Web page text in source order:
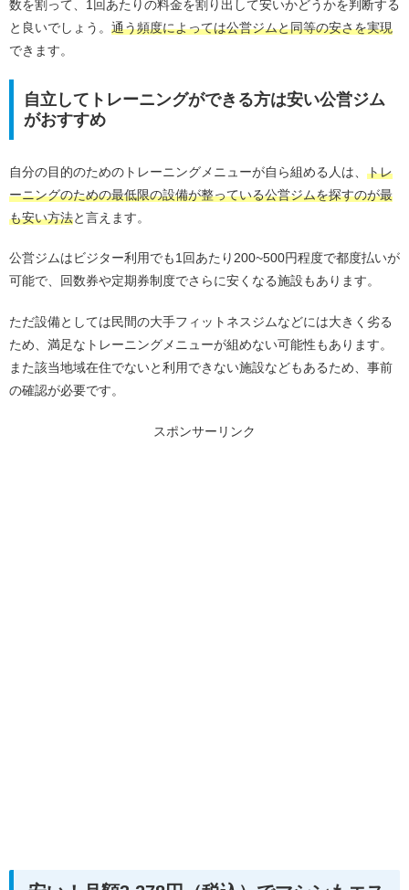
数を割って、1回あたりの料金を割り出して安いかどうかを判断する
と良いでしょう。 通う頻度によっては公営ジムと同等の安さを実現
できます。
自立してトレーニングができる方は安い公営ジム
がおすすめ
自分の目的のためのトレーニングメニューが自ら組める人は、 トレ
ーニングのための最低限の設備が整っている公営ジムを探すのが最
も安い方法と言えます。
公営ジムはビジター利用でも1回あたり200~500円程度で都度払いが
可能で、回数券や定期券制度でさらに安くなる施設もあります。
ただ設備としては民間の大手フィットネスジムなどには大きく劣る
ため、満足なトレーニングメニューが組めない可能性もあります。
また該当地域在住でないと利用できない施設などもあるため、事前
の確認が必要です。
スポンサーリンク